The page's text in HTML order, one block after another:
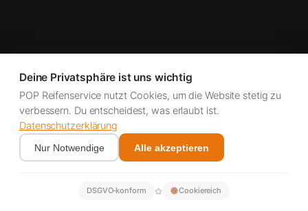
Deine Privatsphäre ist uns wichtig
POP Reifenservice nutzt Cookies, um die Website stetig zu
verbessern. Du entscheidest, was erlaubt ist.
Datenschutzerklärung
Nur Notwendige Alle akzeptieren
DSGVO‑konform ✿ Cookiereich